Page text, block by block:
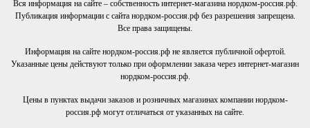
Вся информация на сайте – собственность интернет-магазина нордком-россия.рф.
Публикация информации с сайта нордком-россия.рф без разрешения запрещена.
Все права защищены.
Информация на сайте нордком-россия.рф не является публичной офертой.
Указанные цены действуют только при оформлении заказа через интернет-магазин
нордком-россия.рф.
Цены в пунктах выдачи заказов и розничных магазинах компании нордком-
россия.рф могут отличаться от указанных на сайте.